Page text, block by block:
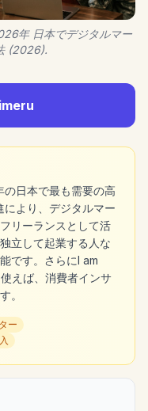
年 日本でデジタルマー
(2026).
日本で最も需要の高
より、デジタルマー
リーランスとして活
立して起業する人な
です。さらにI am
えば、消費者インサ
。
ー